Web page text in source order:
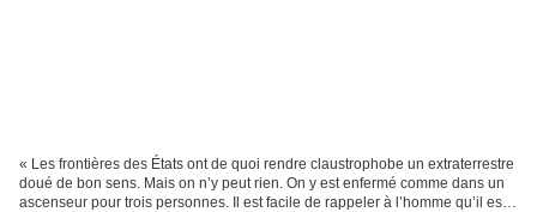
« Les frontières des États ont de quoi rendre claustrophobe un extraterrestre
doué de bon sens. Mais on n’y peut rien. On y est enfermé comme dans un
ascenseur pour trois personnes. Il est facile de rappeler à l’homme qu’il est